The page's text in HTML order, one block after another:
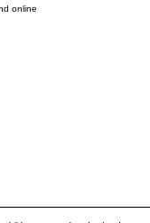
online